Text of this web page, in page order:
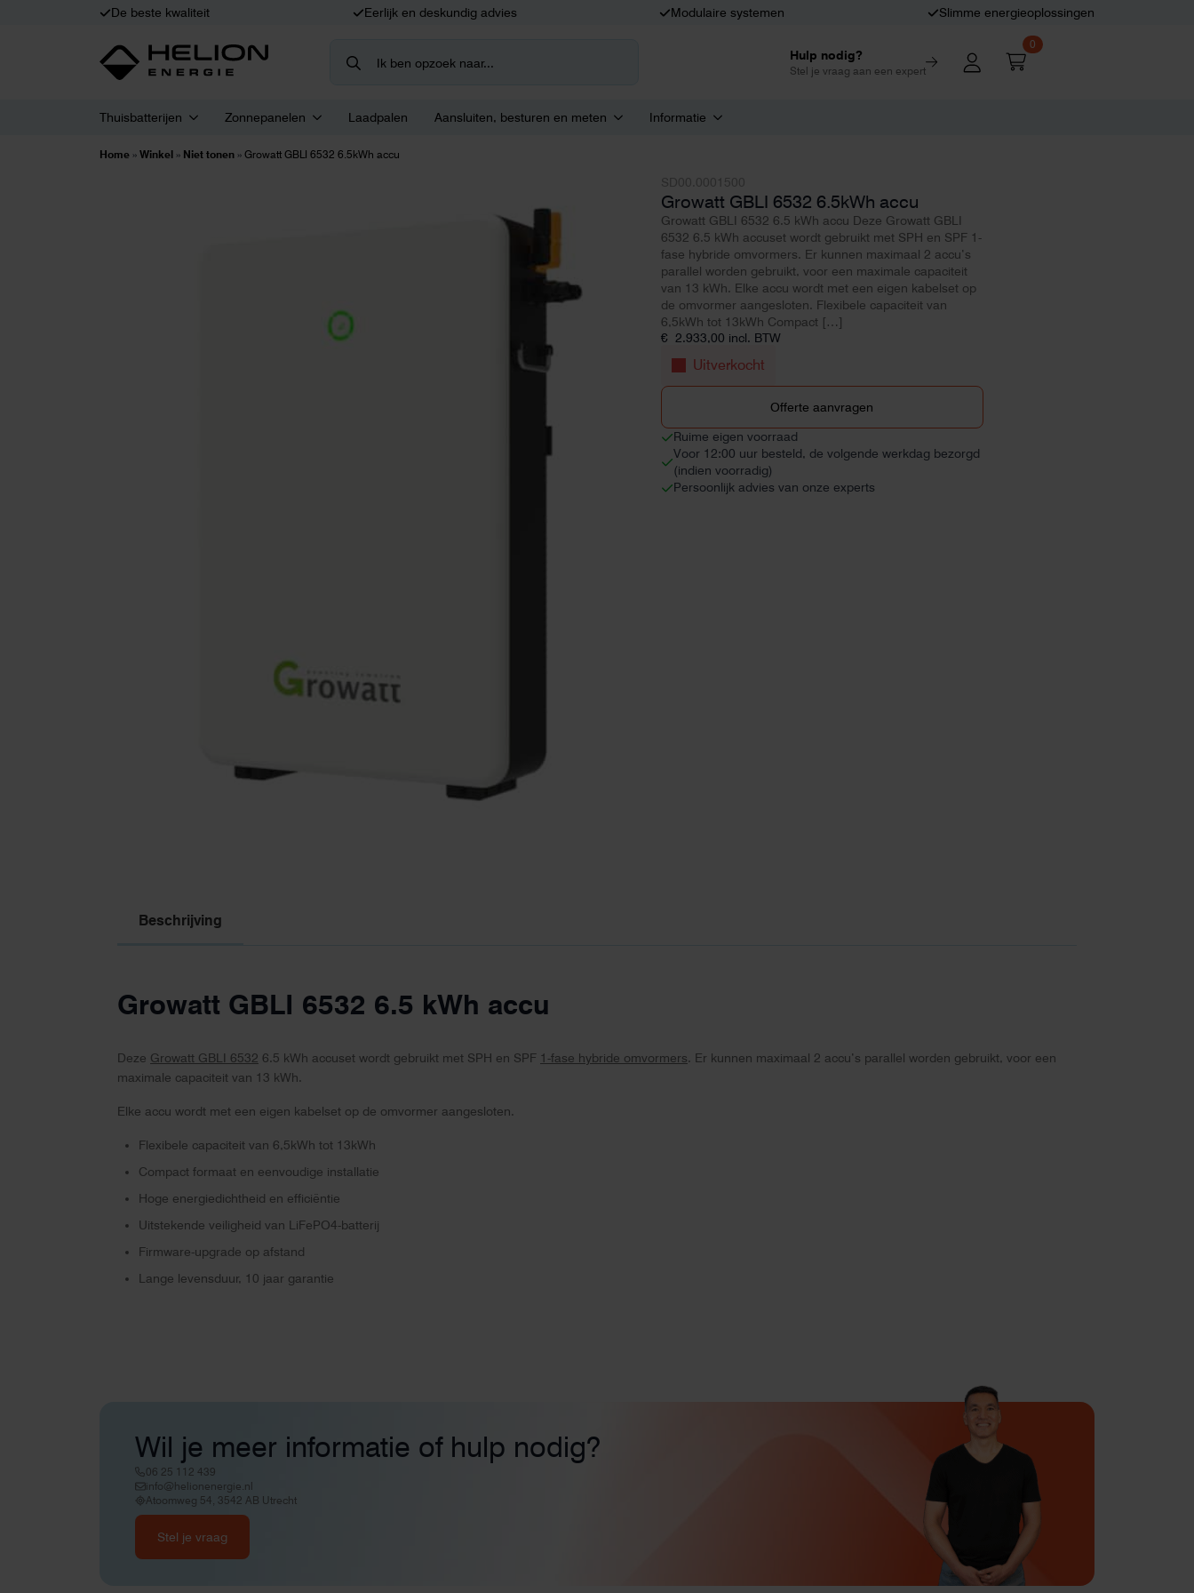
De beste kwaliteit Eerlijk en deskundig advies Modulaire systemen Slimme energieoplossingen
for:
Hulp nodig?
Stel je vraag aan een expert
0
Thuisbatterijen Zonnepanelen Laadpalen Aansluiten, besturen en meten Informatie
Home » Winkel » Niet tonen » Growatt GBLI 6532 6.5kWh accu
Growatt GBLI 6532 6.5kWh accu
Growatt GBLI 6532 6.5 kWh accu Deze Growatt GBLI
6532 6.5 kWh accuset wordt gebruikt met SPH en SPF 1-
fase hybride omvormers. Er kunnen maximaal 2 accu’s
parallel worden gebruikt, voor een maximale capaciteit
van 13 kWh. Elke accu wordt met een eigen kabelset op
de omvormer aangesloten. Flexibele capaciteit van
6,5kWh tot 13kWh Compact […]
€ 2.933,00 incl. BTW
Uitverkocht
Offerte aanvragen
Ruime eigen voorraad
Voor 12:00 uur besteld, de volgende werkdag bezorgd
(indien voorradig)
Persoonlijk advies van onze experts
Beschrijving
Growatt GBLI 6532 6.5 kWh accu
Deze Growatt GBLI 6532 6.5 kWh accuset wordt gebruikt met SPH en SPF 1-fase hybride omvormers. Er kunnen maximaal 2 accu’s parallel worden gebruikt, voor een
maximale capaciteit van 13 kWh.
Elke accu wordt met een eigen kabelset op de omvormer aangesloten.
Flexibele capaciteit van 6,5kWh tot 13kWh
Compact formaat en eenvoudige installatie
Hoge energiedichtheid en efficiëntie
Uitstekende veiligheid van LiFePO4-batterij
Firmware-upgrade op afstand
Lange levensduur, 10 jaar garantie
Wil je meer informatie of hulp nodig?
06 25 112 439
info@helionenergie.nl
Atoomweg 54, 3542 AB Utrecht
Stel je vraag